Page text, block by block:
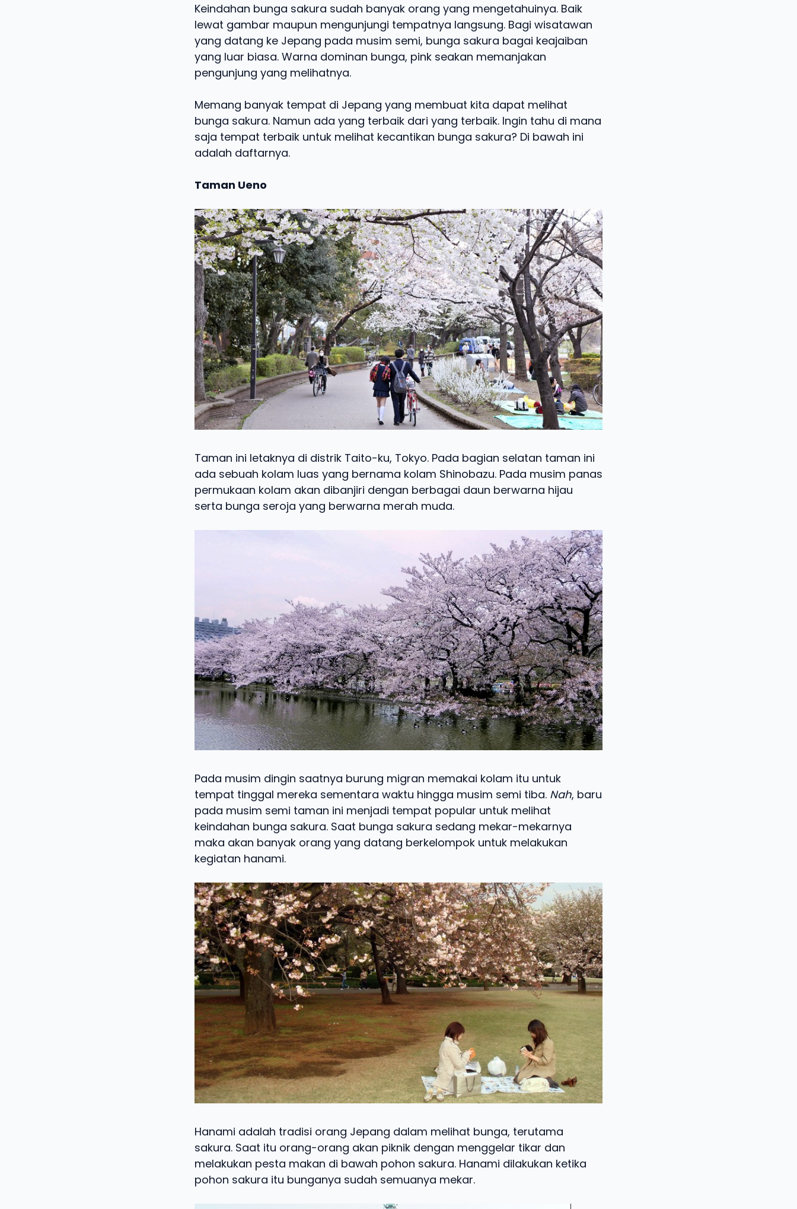
Keindahan bunga sakura sudah banyak orang yang mengetahuinya. Baik
lewat gambar maupun mengunjungi tempatnya langsung. Bagi wisatawan
yang datang ke Jepang pada musim semi, bunga sakura bagai keajaiban
yang luar biasa. Warna dominan bunga, pink seakan memanjakan
pengunjung yang melihatnya.
Memang banyak tempat di Jepang yang membuat kita dapat melihat
bunga sakura. Namun ada yang terbaik dari yang terbaik. Ingin tahu di mana
saja tempat terbaik untuk melihat kecantikan bunga sakura? Di bawah ini
adalah daftarnya.
Taman Ueno
Taman ini letaknya di distrik Taito-ku, Tokyo. Pada bagian selatan taman ini
ada sebuah kolam luas yang bernama kolam Shinobazu. Pada musim panas
permukaan kolam akan dibanjiri dengan berbagai daun berwarna hijau
serta bunga seroja yang berwarna merah muda.
Pada musim dingin saatnya burung migran memakai kolam itu untuk
tempat tinggal mereka sementara waktu hingga musim semi tiba. Nah, baru
pada musim semi taman ini menjadi tempat popular untuk melihat
keindahan bunga sakura. Saat bunga sakura sedang mekar-mekarnya
maka akan banyak orang yang datang berkelompok untuk melakukan
kegiatan hanami.
Hanami adalah tradisi orang Jepang dalam melihat bunga, terutama
sakura. Saat itu orang-orang akan piknik dengan menggelar tikar dan
melakukan pesta makan di bawah pohon sakura. Hanami dilakukan ketika
pohon sakura itu bunganya sudah semuanya mekar.